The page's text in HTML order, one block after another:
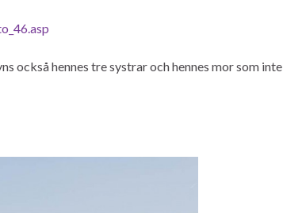
också hennes tre systrar och hennes mor som inte